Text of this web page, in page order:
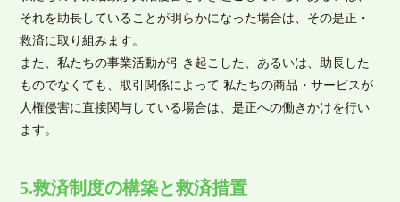
それを助長していることが明らかになった場合は、その是正・
救済に取り組みます。
また、私たちの事業活動が引き起こした、あるいは、助長した
ものでなくても、取引関係によって 私たちの商品・サービスが
人権侵害に直接関与している場合は、是正への働きかけを行い
ます。
5.救済制度の構築と救済措置